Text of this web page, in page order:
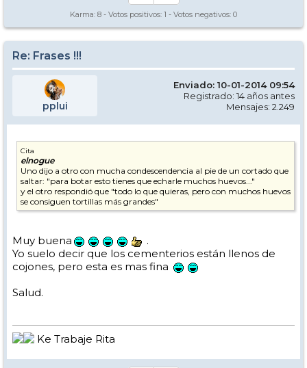
Karma: 8 - Votos positivos: 1 - Votos negativos: 0
Re: Frases !!!
pplui
Enviado: 10-01-2014 09:54
Registrado: 14 años antes
Mensajes: 2.249
Cita
elnogue
Uno dijo a otro con mucha condescendencia al pie de un cortado que
saltar: "para botar esto tienes que echarle muchos huevos..."
y el otro respondió que "todo lo que quieras, pero con muchos huevos
se consiguen tortillas más grandes"
Muy buena
.
Yo suelo decir que los cementerios están llenos de
cojones, pero esta es mas fina
Salud.
Ke Trabaje Rita